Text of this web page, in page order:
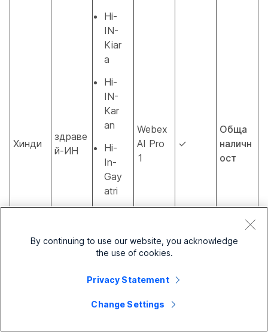
Хинди
здраве
й-ИН
Hi-
IN-
Kiar
a
Hi-
IN-
Kar
an
Hi-
In-
Gay
atri
Reh
ma
Webex
AI Pro
1
✓
Обща
наличн
ост
ху-
By continuing to use our website, you acknowledge
the use of cookies.
Privacy Statement
Change Settings